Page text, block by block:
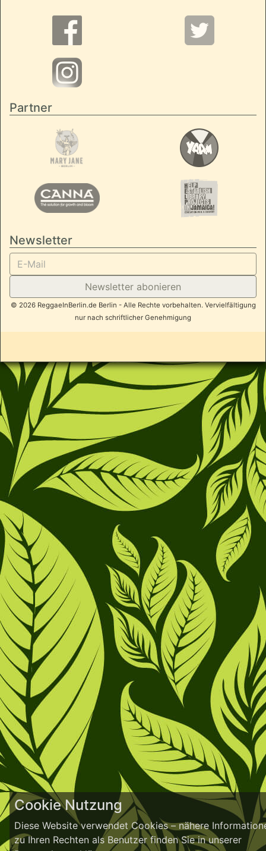
Partner
Newsletter
Newsletter abonieren
© 2026 ReggaeInBerlin.de Berlin - Alle Rechte vorbehalten. Vervielfältigung
nur nach schriftlicher Genehmigung
Cookie Nutzung
Diese Website verwendet Cookies – nähere
zu Ihren Rechten als Benutzer finden Sie in unserer